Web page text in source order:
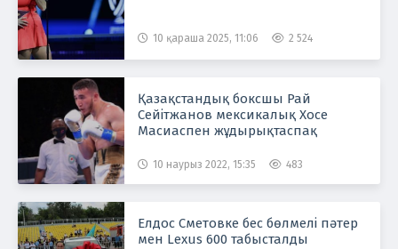
10 қараша 2025, 11:06 2 524
Қазақстандық боксшы Рай
Сейітжанов мексикалық Хосе
Масиаспен жұдырықтаспақ
10 наурыз 2022, 15:35 483
Елдос Сметовке бес бөлмелі пәтер
мен Lexus 600 табысталды